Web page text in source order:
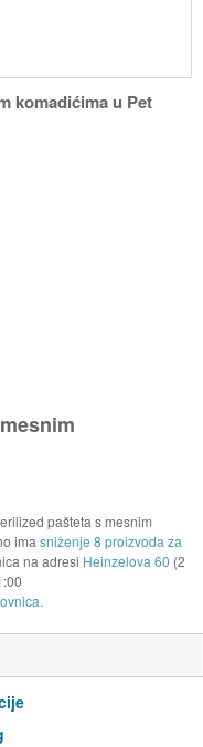
komadićima u Pet
pašteta s mesnim
ima sniženje 8 proizvoda za
na adresi Heinzelova 60 (2